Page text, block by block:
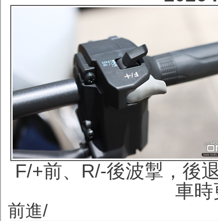
F/+前、R/-後波掣，後
車時
前進/